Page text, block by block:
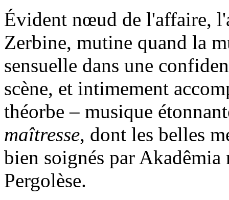
Évident nœud de l'affaire,
Zerbine, mutine quand la
sensuelle dans une
scène, et intimement
théorbe – musique
maîtresse, dont les belles
bien soignés par
Pergolèse.